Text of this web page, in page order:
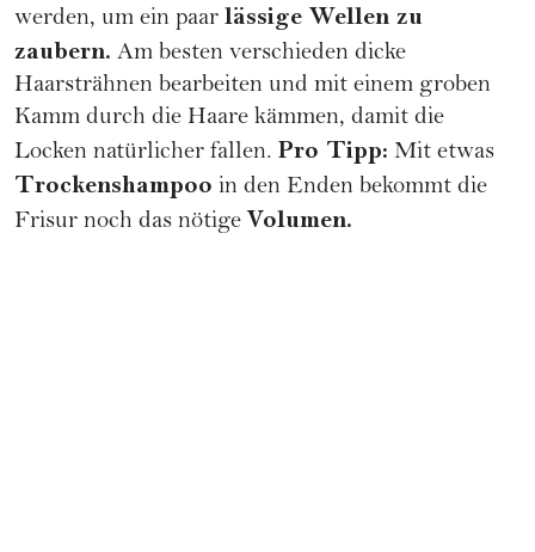
werden, um ein paar lässige Wellen zu
zaubern. Am besten verschieden dicke
Haarsträhnen bearbeiten und mit einem groben
Kamm durch die Haare kämmen, damit die
Locken natürlicher fallen. Pro Tipp: Mit etwas
Trockenshampoo in den Enden bekommt die
Frisur noch das nötige Volumen.